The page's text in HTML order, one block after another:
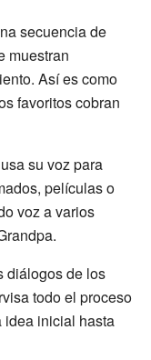
secuencia de
muestran
Así es como
favoritos cobran
su voz para
películas o
voz a varios
diálogos de los
todo el proceso
idea inicial hasta